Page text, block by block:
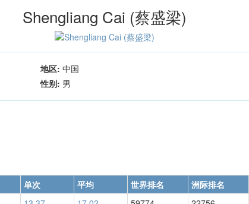
Shengliang Cai (蔡盛梁)
地区: 中国
性别: 男
单次 平均 世界排名 洲际排名